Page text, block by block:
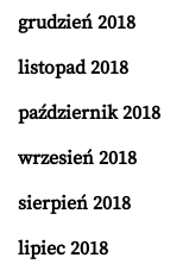
grudzień 2018
listopad 2018
październik 2018
wrzesień 2018
sierpień 2018
lipiec 2018